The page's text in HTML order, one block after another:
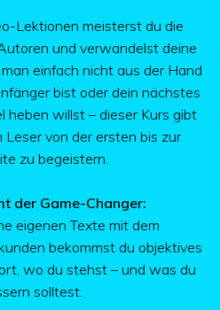
Lektionen meisterst du die
und verwandelst deine
einfach nicht aus der Hand
bist oder dein nächstes
heben willst – dieser Kurs gibt
Leser von der ersten bis zur
zu begeistern.
der Game-Changer:
eigenen Texte mit dem
bekommst du objektives
wo du stehst – und was du
solltest.